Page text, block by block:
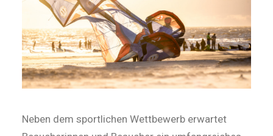
Neben dem sportlichen Wettbewerb erwartet